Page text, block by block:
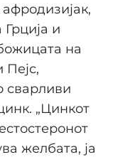
и
на
Пејс,
сварливи
„Цинкот
желбата, ја